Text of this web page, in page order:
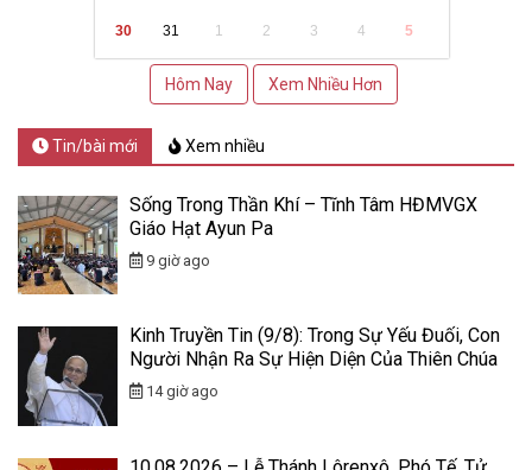
30 31 1 2 3 4 5
Hôm Nay Xem Nhiều Hơn
Tin/bài mới Xem nhiều
Sống Trong Thần Khí – Tĩnh Tâm HĐMVGX
Giáo Hạt Ayun Pa
9 giờ ago
Kinh Truyền Tin (9/8): Trong Sự Yếu Đuối, Con
Người Nhận Ra Sự Hiện Diện Của Thiên Chúa
14 giờ ago